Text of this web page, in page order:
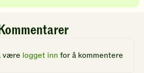
være logget inn for å kommentere